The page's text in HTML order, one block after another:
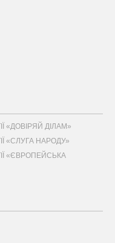
«ДОВІРЯЙ ДІЛАМ»
«СЛУГА НАРОДУ»
«ЄВРОПЕЙСЬКА